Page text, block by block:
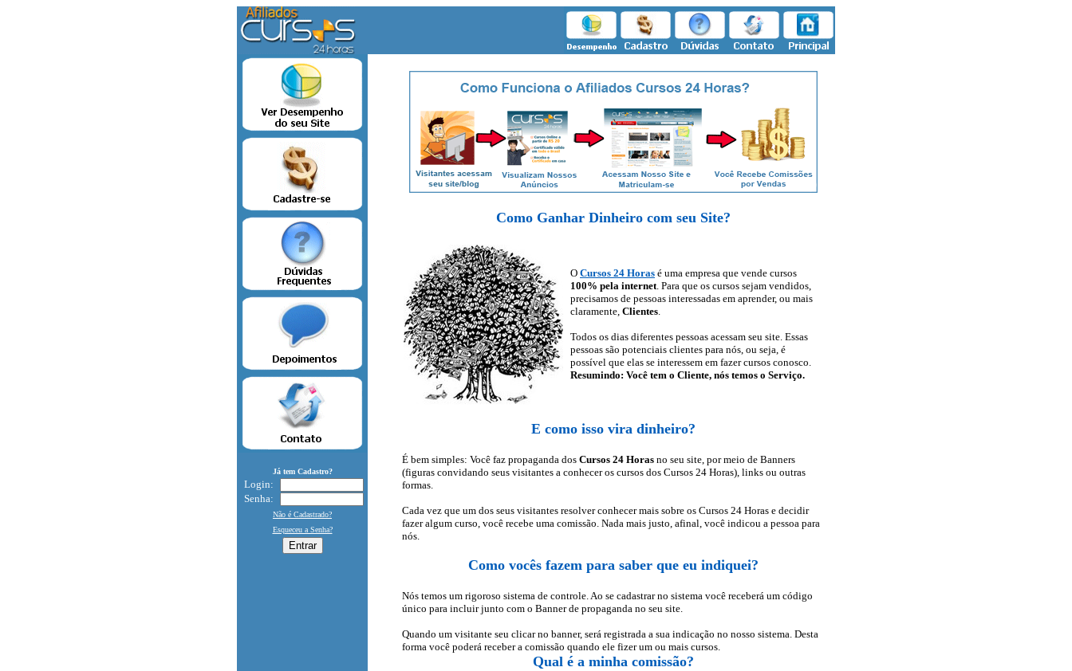
Já tem Cadastro?
Login:
Senha:
Não é Cadastrado?
Esqueceu a Senha?
Como Ganhar Dinheiro com seu Site?
O Cursos 24 Horas é uma empresa que vende cursos
100% pela internet. Para que os cursos sejam vendidos,
precisamos de pessoas interessadas em aprender, ou mais
claramente, Clientes.
Todos os dias diferentes pessoas acessam seu site. Essas
pessoas são potenciais clientes para nós, ou seja, é
possível que elas se interessem em fazer cursos conosco.
Resumindo: Você tem o Cliente, nós temos o Serviço.
E como isso vira dinheiro?
É bem simples: Você faz propaganda dos Cursos 24 Horas no seu site, por meio de Banners
(figuras convidando seus visitantes a conhecer os cursos dos Cursos 24 Horas), links ou outras
formas.
Cada vez que um dos seus visitantes resolver conhecer mais sobre os Cursos 24 Horas e decidir
fazer algum curso, você recebe uma comissão. Nada mais justo, afinal, você indicou a pessoa para
nós.
Como vocês fazem para saber que eu indiquei?
Nós temos um rigoroso sistema de controle. Ao se cadastrar no sistema você receberá um código
único para incluir junto com o Banner de propaganda no seu site.
Quando um visitante seu clicar no banner, será registrada a sua indicação no nosso sistema. Desta
forma você poderá receber a comissão quando ele fizer um ou mais cursos.
Qual é a minha comissão?